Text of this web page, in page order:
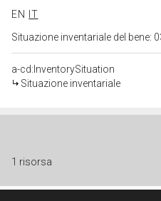
EN
IT
Situazione inventariale del bene:
a-cd:InventorySituation
Situazione inventariale
1 risorsa